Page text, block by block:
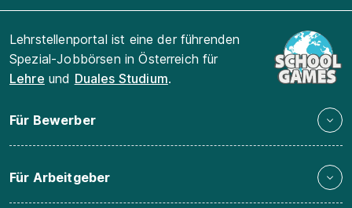
Lehrstellenportal ist eine der führenden
Spezial-Jobbörsen in Österreich für
Lehre und Duales Studium.
Für Bewerber
Für Arbeitgeber